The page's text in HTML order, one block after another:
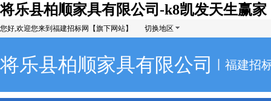
将乐县柏顺家具有限公司-k8凯发天生赢家
您好,欢迎您来到福建招标网【旗下网站】 切换地区
将乐县柏顺家具有限公司 丨福建招